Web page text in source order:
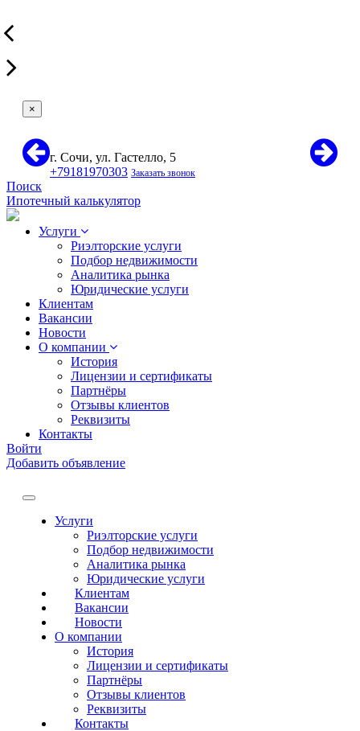
×
г. Сочи, ул. Гастелло, 5
+79181970303 Заказать звонок
Поиск
Ипотечный калькулятор
Услуги
Риэлторские услуги
Подбор недвижимости
Аналитика рынка
Юридические услуги
Клиентам
Вакансии
Новости
О компании
История
Лицензии и сертификаты
Партнёры
Отзывы клиентов
Реквизиты
Контакты
Войти
Добавить объявление
Услуги
Риэлторские услуги
Подбор недвижимости
Аналитика рынка
Юридические услуги
Клиентам
Вакансии
Новости
О компании
История
Лицензии и сертификаты
Партнёры
Отзывы клиентов
Реквизиты
Контакты